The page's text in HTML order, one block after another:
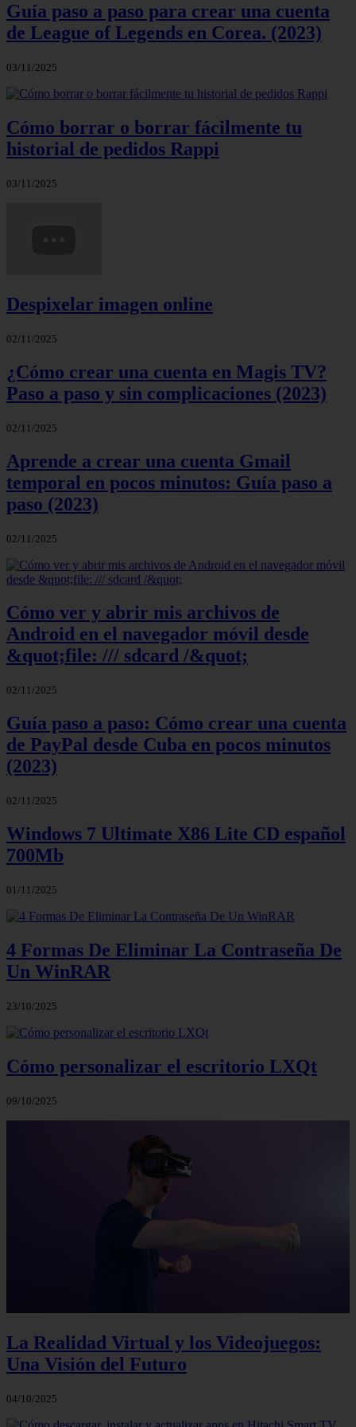
Guía paso a paso para crear una cuenta
de League of Legends en Corea. (2023)
03/11/2025
Cómo borrar o borrar fácilmente tu
historial de pedidos Rappi
03/11/2025
Despixelar imagen online
02/11/2025
¿Cómo crear una cuenta en Magis TV?
Paso a paso y sin complicaciones (2023)
02/11/2025
Aprende a crear una cuenta Gmail
temporal en pocos minutos: Guía paso a
paso (2023)
02/11/2025
Cómo ver y abrir mis archivos de
Android en el navegador móvil desde
&quot;file: /// sdcard /&quot;
02/11/2025
Guía paso a paso: Cómo crear una cuenta
de PayPal desde Cuba en pocos minutos
(2023)
02/11/2025
Windows 7 Ultimate X86 Lite CD español
700Mb
01/11/2025
4 Formas De Eliminar La Contraseña De
Un WinRAR
23/10/2025
Cómo personalizar el escritorio LXQt
09/10/2025
La Realidad Virtual y los Videojuegos:
Una Visión del Futuro
04/10/2025